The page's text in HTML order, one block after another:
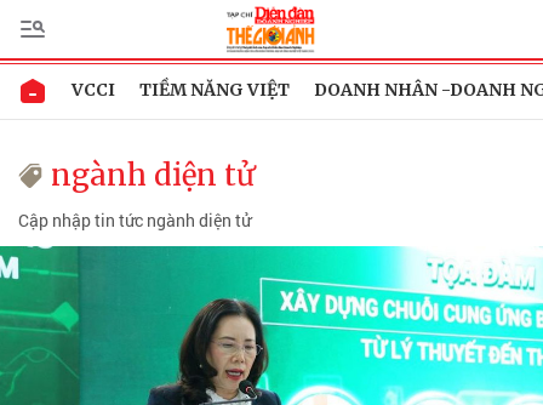
VCCI TIỀM NĂNG VIỆT DOANH NHÂN -DOANH
ngành diện tử
Cập nhập tin tức ngành diện tử